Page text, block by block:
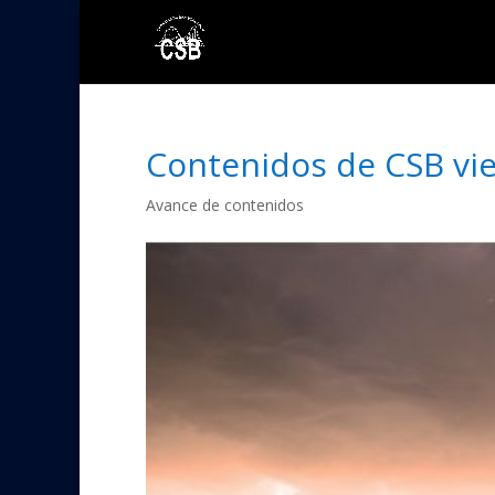
Contenidos de CSB
Avance de contenidos